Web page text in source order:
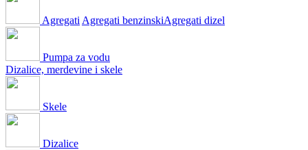
Agregati Agregati benzinskiAgregati dizel
Pumpa za vodu
Dizalice, merdevine i skele
Skele
Dizalice